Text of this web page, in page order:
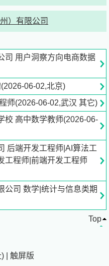
谨的统计学思维；对电商
Review）；有数学建模
公司
产业园
制，9:00-12:00&13:30-
，入职五险
）有限公司
司 用户洞察方向电商数据
06-02,北京)
师(2026-06-02,武汉 其它)
校 高中数学教师(2026-06-
后端开发工程师|AI算法工
工程师|前端开发工程师
公司 数学|统计与信息类期
Top
) 触屏版